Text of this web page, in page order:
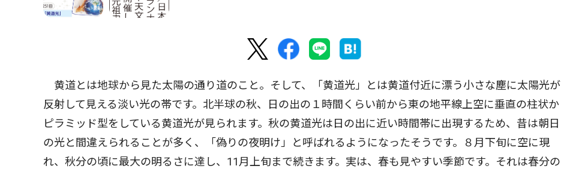
黄道とは地球から見た太陽の通り道のこと。そして、「黄道光」とは黄道付近に漂う小さな塵に太陽光が
反射して見える淡い光の帯です。北半球の秋、日の出の１時間くらい前から東の地平線上空に垂直の柱状か
ピラミッド型をしている黄道光が見られます。秋の黄道光は日の出に近い時間帯に出現するため、昔は朝日
の光と間違えられることが多く、「偽りの夜明け」と呼ばれるようになったそうです。８月下旬に空に現
れ、秋分の頃に最大の明るさに達し、11月上旬まで続きます。実は、春も見やすい季節です。それは春分の